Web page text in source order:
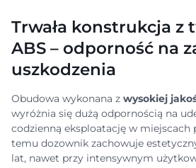
Trwała konstrukcja z
ABS – odporność na
uszkodzenia
Obudowa wykonana z wysokiej
wyróżnia się dużą odpornością na
codzienną eksploatację w miejscach
temu dozownik zachowuje
lat, nawet przy intensywnym